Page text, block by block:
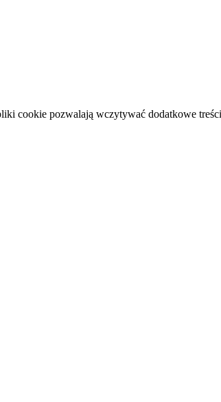
cookie pozwalają wczytywać dodatkowe